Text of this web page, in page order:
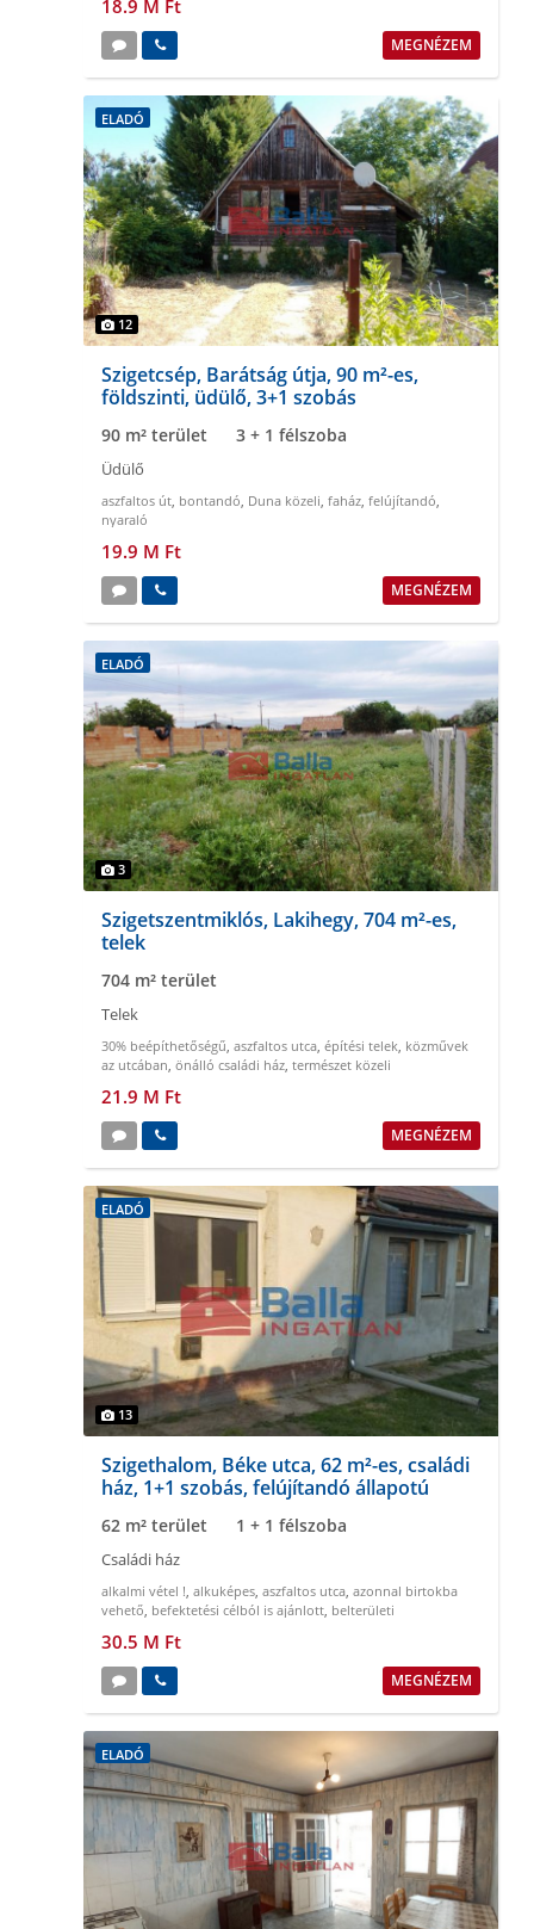
18.9 M Ft
MEGNÉZEM
ELADÓ
12
Szigetcsép, Barátság útja, 90 m²-es,
földszinti, üdülő, 3+1 szobás
90 m² terület 3 + 1 félszoba
Üdülő
aszfaltos út, bontandó, Duna közeli, faház, felújítandó,
nyaraló
19.9 M Ft
MEGNÉZEM
ELADÓ
3
Szigetszentmiklós, Lakihegy, 704 m²-es,
telek
704 m² terület
Telek
30% beépíthetőségű, aszfaltos utca, építési telek, közművek
az utcában, önálló családi ház, természet közeli
21.9 M Ft
MEGNÉZEM
ELADÓ
13
Szigethalom, Béke utca, 62 m²-es, családi
ház, 1+1 szobás, felújítandó állapotú
62 m² terület 1 + 1 félszoba
Családi ház
alkalmi vétel !, alkuképes, aszfaltos utca, azonnal birtokba
vehető, befektetési célból is ajánlott, belterületi
30.5 M Ft
MEGNÉZEM
ELADÓ